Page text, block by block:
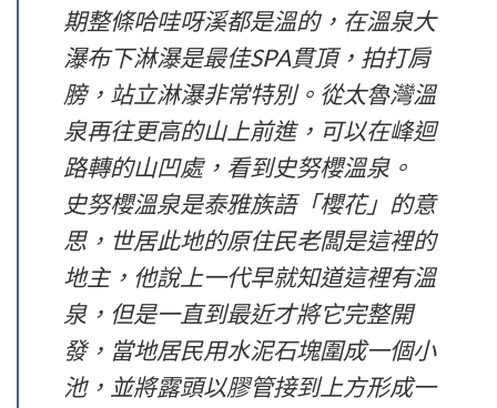
期整條哈哇呀溪都是溫的，在溫泉大
瀑布下淋瀑是最佳SPA貫頂，拍打肩
膀，站立淋瀑非常特別。從太魯灣溫
泉再往更高的山上前進，可以在峰迴
路轉的山凹處，看到史努櫻溫泉。
史努櫻溫泉是泰雅族語「櫻花」的意
思，世居此地的原住民老闆是這裡的
地主，他說上一代早就知道這裡有溫
泉，但是一直到最近才將它完整開
發，當地居民用水泥石塊圍成一個小
池，並將露頭以膠管接到上方形成一